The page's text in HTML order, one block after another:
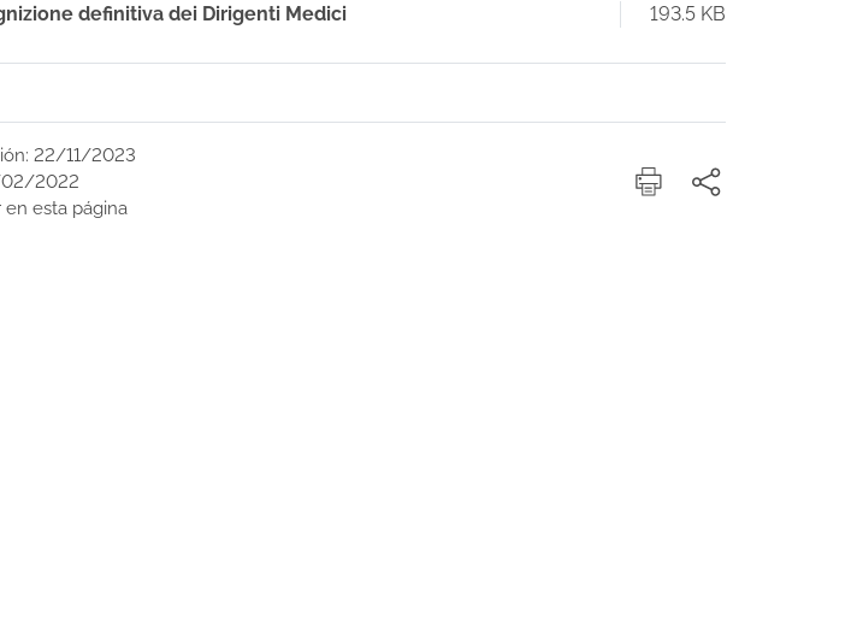
definitiva dei Dirigenti Medici 193.5 KB
22/11/2023
02/2022
esta página